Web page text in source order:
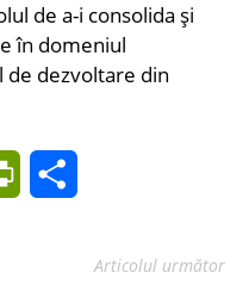
de a-i consolida și
în domeniul
de dezvoltare din
PrintFriendly
Articolul următor